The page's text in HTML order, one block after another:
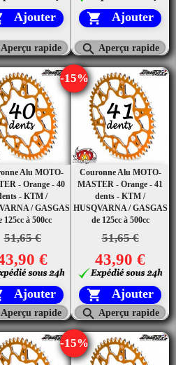
Ajouter
Aperçu rapide
 Ajouter
 Aperçu rapide
Alu MOTO-
- Orange - 40
- KTM /
/ GASGAS
125cc à 500cc
51,65 €
€
Ajouter
Aperçu rapide
Couronne Alu MOTO-
MASTER - Orange - 41
dents - KTM /
HUSQVARNA / GASGAS
de 125cc à 500cc
51,65 €
-15%
43,90 €
 Ajouter
 Aperçu rapide
-15%